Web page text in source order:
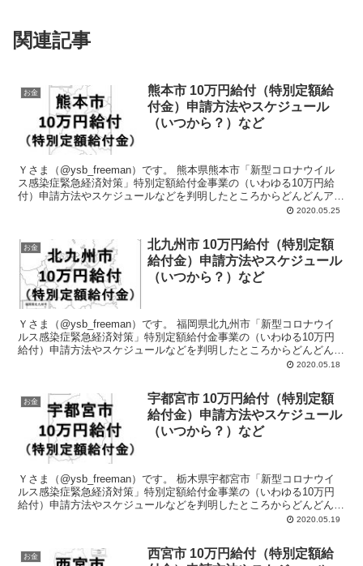
関連記事
お金
熊本市 10万円給付（特別定額給
付金）申請方法やスケジュール
（いつから？）など
Ｙさま（@ysb_freeman）です。 熊本県熊本市「新型コロナウイル
ス感染症緊急経済対策」特別定額給付金事業の（いわゆる10万円給
付）申請方法やスケジュールなどを判明したところからどんどんアッ
2020.05.25
お金
北九州市 10万円給付（特別定額
給付金）申請方法やスケジュール
（いつから？）など
Ｙさま（@ysb_freeman）です。 福岡県北九州市「新型コロナウイ
ルス感染症緊急経済対策」特別定額給付金事業の（いわゆる10万円
給付）申請方法やスケジュールなどを判明したところからどんどんア
2020.05.18
お金
宇都宮市 10万円給付（特別定額
給付金）申請方法やスケジュール
（いつから？）など
Ｙさま（@ysb_freeman）です。 栃木県宇都宮市「新型コロナウイ
ルス感染症緊急経済対策」特別定額給付金事業の（いわゆる10万円
給付）申請方法やスケジュールなどを判明したところからどんどんア
2020.05.19
お金
西宮市 10万円給付（特別定額給